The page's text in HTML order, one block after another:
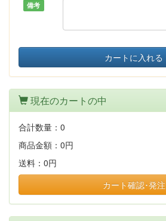
備考
カートに入れる
現在のカートの中
合計数量： 0
商品金額： 0円
送料： 0円
カート確認･発注